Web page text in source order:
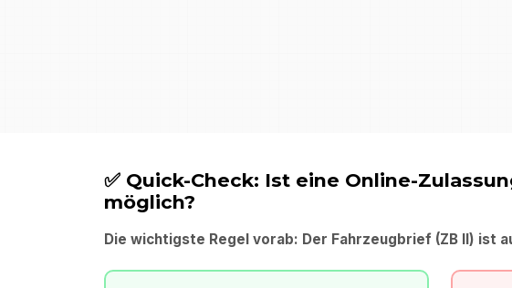
✅ Quick-Check: Ist eine Online-
möglich?
Die wichtigste Regel vorab: Der Fahrzeugbrief (ZB II) ist